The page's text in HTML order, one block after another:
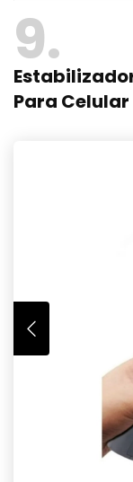
9
Para